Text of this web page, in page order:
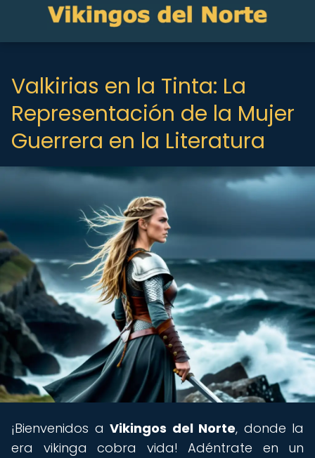
Valkirias en la Tinta: La
Representación de la Mujer
Guerrera en la Literatura
¡Bienvenidos a Vikingos del Norte, donde la
era vikinga cobra vida! Adéntrate en un